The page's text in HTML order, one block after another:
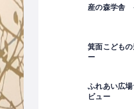
産の森学舎
箕面こども
ー
ふれあい広
ビュー